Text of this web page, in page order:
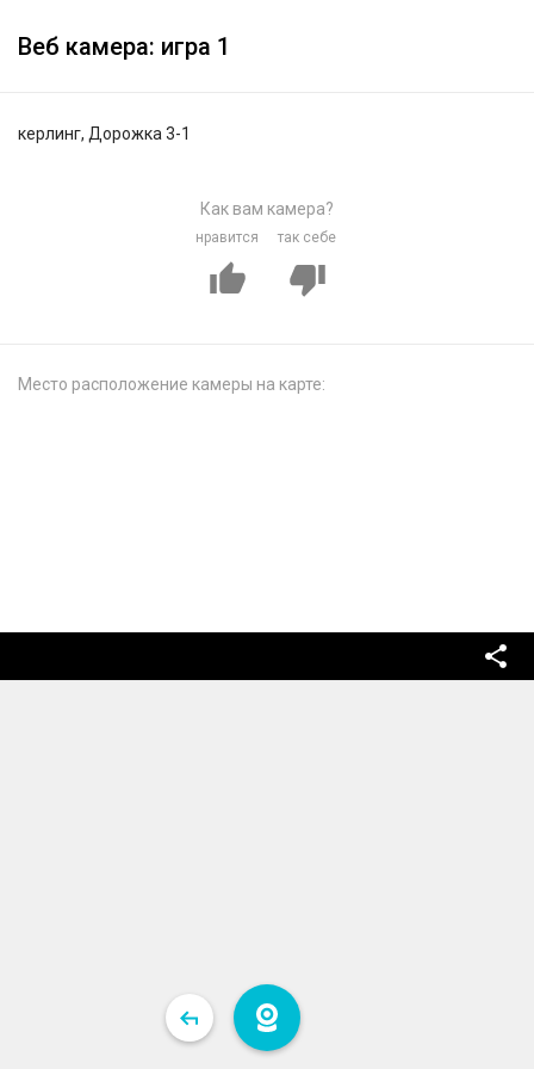
Веб камера: игра 1
керлинг, Дорожка 3-1
Как вам камера?
нравится так себе
Место расположение камеры на карте: